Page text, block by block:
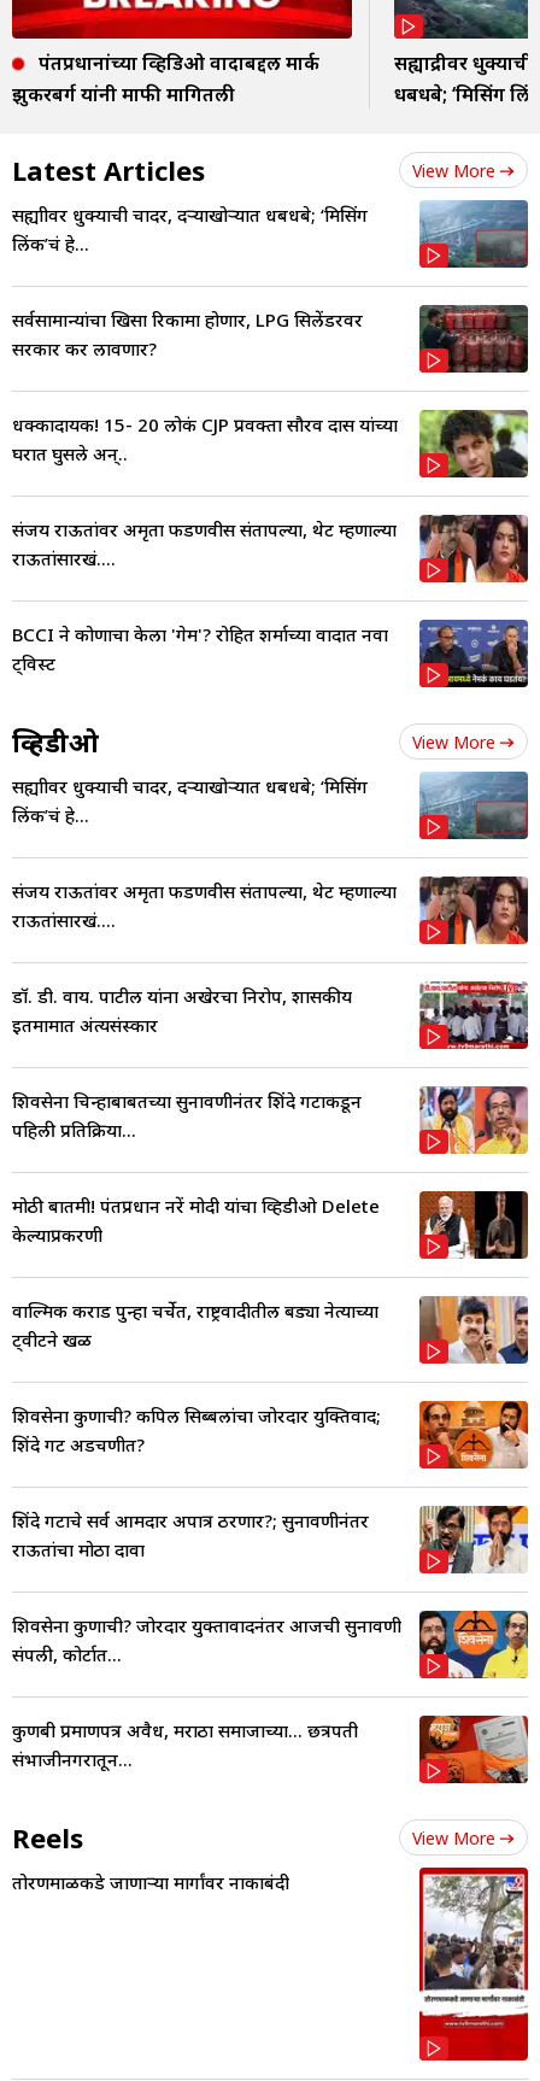
पंतप्रधानांच्या व्हिडिओ वादाबद्दल मार्क
झुकरबर्ग यांनी माफी मागितली
सह्याद्रीवर
धबधबे; ‘मिसिंग
Latest Articles View More
सह्याद्रीवर धुक्याची चादर, दऱ्याखोऱ्यात धबधबे; ‘मिसिंग
लिंक’चं हे...
सर्वसामान्यांचा खिसा रिकामा होणार, LPG सिलेंडरवर
सरकार कर लावणार?
धक्कादायक! 15- 20 लोकं CJP प्रवक्ता सौरव दास यांच्या
घरात घुसले अन्..
संजय राऊतांवर अमृता फडणवीस संतापल्या, थेट म्हणाल्या
राऊतांसारखं....
BCCI ने कोणाचा केला 'गेम'? रोहित शर्माच्या वादात नवा
ट्विस्ट
व्हिडीओ View More
सह्याद्रीवर धुक्याची चादर, दऱ्याखोऱ्यात धबधबे; ‘मिसिंग
लिंक’चं हे...
संजय राऊतांवर अमृता फडणवीस संतापल्या, थेट म्हणाल्या
राऊतांसारखं....
डॉ. डी. वाय. पाटील यांना अखेरचा निरोप, शासकीय
इतमामात अंत्यसंस्कार
शिवसेना चिन्हाबाबतच्या सुनावणीनंतर शिंदे गटाकडून
पहिली प्रतिक्रिया...
मोठी बातमी! पंतप्रधान नरेंद्र मोदी यांचा व्हिडीओ Delete
केल्याप्रकरणी
वाल्मिक कराड पुन्हा चर्चेत, राष्ट्रवादीतील बड्या नेत्याच्या
ट्वीटने खळ
शिवसेना कुणाची? कपिल सिब्बलांचा जोरदार युक्तिवाद;
शिंदे गट अडचणीत?
शिंदे गटाचे सर्व आमदार अपात्र ठरणार?; सुनावणीनंतर
राऊतांचा मोठा दावा
शिवसेना कुणाची? जोरदार युक्तावादनंतर आजची सुनावणी
संपली, कोर्टात...
कुणबी प्रमाणपत्र अवैध, मराठा समाजाच्या... छत्रपती
संभाजीनगरातून...
Reels View More
तोरणमाळकडे जाणाऱ्या मार्गांवर नाकाबंदी